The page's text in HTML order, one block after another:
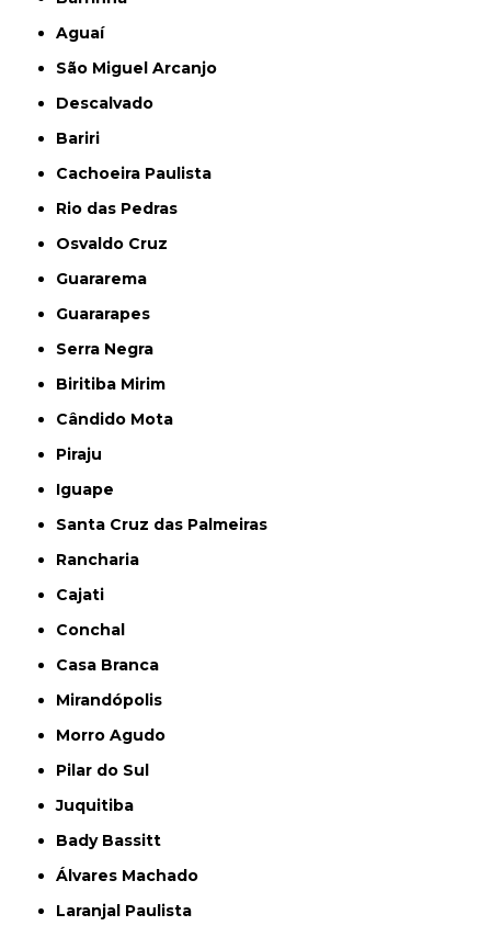
Aguaí
São Miguel Arcanjo
Descalvado
Bariri
Cachoeira Paulista
Rio das Pedras
Osvaldo Cruz
Guararema
Guararapes
Serra Negra
Biritiba Mirim
Cândido Mota
Piraju
Iguape
Santa Cruz das Palmeiras
Rancharia
Cajati
Conchal
Casa Branca
Mirandópolis
Morro Agudo
Pilar do Sul
Juquitiba
Bady Bassitt
Álvares Machado
Laranjal Paulista